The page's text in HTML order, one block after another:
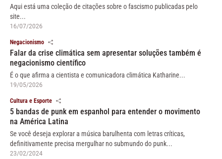
Aqui está uma coleção de citações sobre o fascismo publicadas pelo
site...
16/07/2026
Negacionismo
Falar da crise climática sem apresentar soluções também é
negacionismo científico
É o que afirma a cientista e comunicadora climática Katharine...
19/05/2026
Cultura e Esporte
5 bandas de punk em espanhol para entender o movimento
na América Latina
Se você deseja explorar a música barulhenta com letras críticas,
definitivamente precisa mergulhar no submundo do punk...
23/02/2024